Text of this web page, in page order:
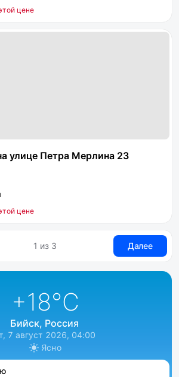
цене
улице Петра Мерлина 23
цене
1 из 3 Далее
+18°C
Бийск, Россия
7 август 2026, 04:00
Ясно